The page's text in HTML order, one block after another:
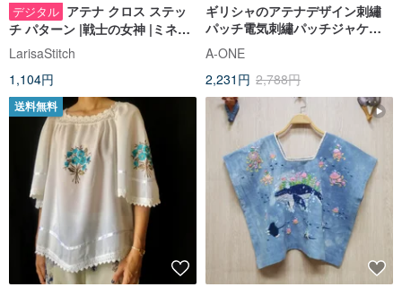
デジタル アテナ クロス ステッ
チ パターン |戦士の女神 |ミネル
バ |
LarisaStitch
1,104円
ギリシャのアテナデザイン刺繡
パッチ電気刺繡パッチジャケッ
ト刺繡刺繍バッジ
A-ONE
2,231円 2,788円
送料無料